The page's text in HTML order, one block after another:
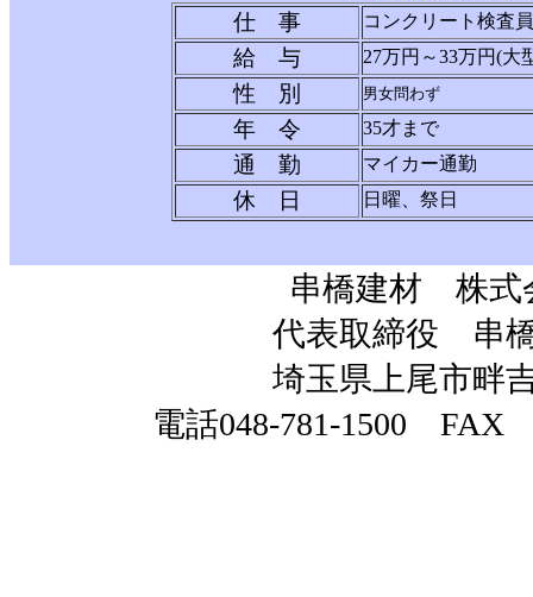
仕 事 コンクリート検査員
給 与 27万円～33万円(大
性 別 男女問わず
年 令 35才まで
通 勤 マイカー通勤
休 日 日曜、祭日
串橋建材 株式
代表取締役 串
埼玉県上尾市畔
電話048-781-1500 FAX